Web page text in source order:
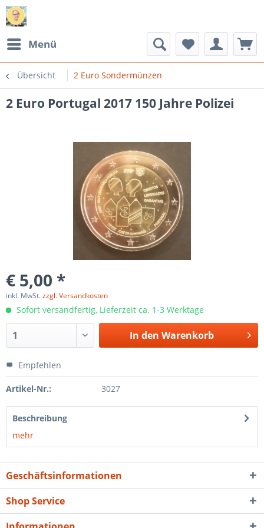
Menü
Übersicht 2 Euro Sondermünzen
2 Euro Portugal 2017 150 Jahre Polizei
€ 5,00 *
inkl. MwSt.zzgl. Versandkosten
Sofort versandfertig, Lieferzeit ca. 1-3 Werktage
In den Warenkorb
Empfehlen
Artikel-Nr.: 3027
Beschreibung
mehr
Geschäftsinformationen
Shop Service